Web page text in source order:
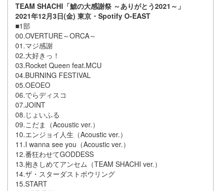
TEAM SHACHI「鯱の大感謝祭 ～ありがとう2021～」
2021年12月3日(金) 東京・Spotify O-EAST
■1部
00.OVERTURE～ORCA～
01.マジ感謝
02.大好きっ！
03.Rocket Queen feat.MCU
04.BURNING FESTIVAL
05.OEOEO
06.でらディスコ
07.JOINT
08.じょいふる
09.こだま（Acoustic ver.）
10.エンジョイ人生（Acoustic ver.）
11.I wanna see you（Acoustic ver.）
12.番狂わせてGODDESS
13.抱きしめてアンセム（TEAM SHACHI ver.）
14.ザ・スターダストボウリング
15.START